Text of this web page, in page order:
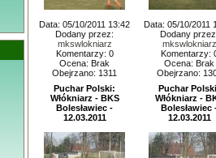
Data: 05/10/2011 13:42
Dodany przez:
mkswlokniarz
Komentarzy: 0
Ocena: Brak
Obejrzano: 1311
Data: 05/10/2011
Dodany
mkswlokniarz
Komentarzy:
Ocena: Brak
Obejrzano:
Puchar Polski:
Włókniarz - BKS
Bolesławiec -
12.03.2011
Puchar
Włókniarz -
Bolesławiec
12.03.2011